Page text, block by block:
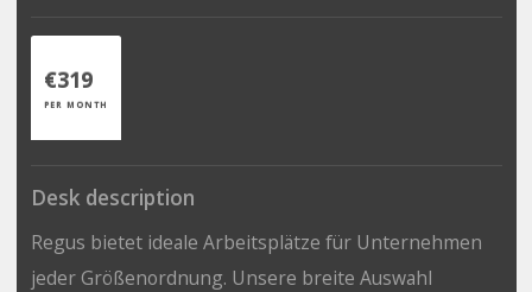
€319
PER MONTH
Desk description
Regus bietet ideale Arbeitsplätze für Unternehmen
jeder Größenordnung. Unsere breite Auswahl